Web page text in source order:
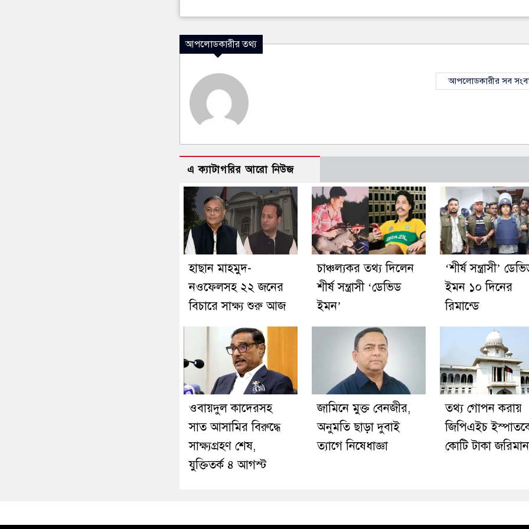
আপলোডকারীর তথ্য
আপলোডকারীর সব
এ ক্যাটাগরির আরো নিউজ
হাছান মাহমুদ-
নওফেলসহ ২২ জনের
বিচারে সাক্ষ্য শুরু আজ
চাঞ্চল্যকর তথ্য দিলেন
শীর্ষ সন্ত্রাসী ‘ডেভিড
ইমন’
‘শীর্ষ সন্ত্রাসী’
ইমন ১০ দিনের
রিমান্ডে
ওবায়দুল কাদেরসহ
সাত আসামির বিরুদ্ধে
সাক্ষ্যগ্রহণ শেষ,
যুক্তিতর্ক ৪ আগস্ট
জামিনে মুক্ত বেনজীর,
অনুমতি ছাড়া দুবাই
ত্যাগে নিষেধাজ্ঞা
তথ্য গোপন করায়
জিপিএইচ
কোটি টাকা